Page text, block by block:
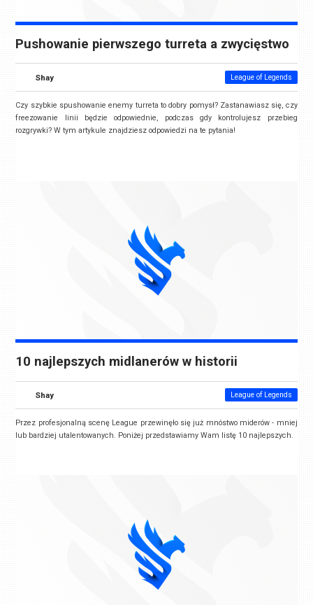
Pushowanie pierwszego turreta a zwycięstwo
Shay League of Legends
Czy szybkie spushowanie enemy turreta to dobry pomysł? Zastanawiasz się, czy
freezowanie linii będzie odpowiednie, podczas gdy kontrolujesz przebieg
rozgrywki? W tym artykule znajdziesz odpowiedzi na te pytania!
10 najlepszych midlanerów w historii
Shay League of Legends
Przez profesjonalną scenę League przewinęło się już mnóstwo miderów - mniej
lub bardziej utalentowanych. Poniżej przedstawiamy Wam listę 10 najlepszych.